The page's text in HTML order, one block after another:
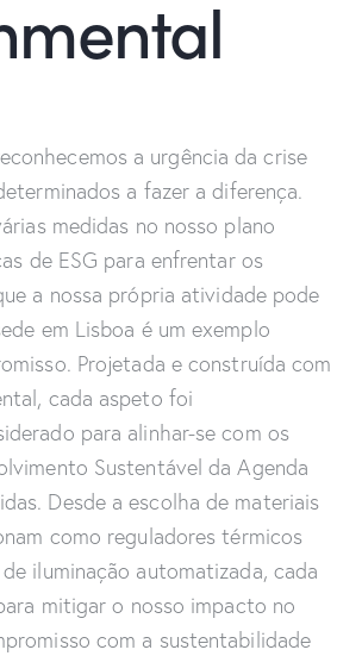
a urgência da crise
a fazer a diferença.
medidas no nosso plano
de ESG para enfrentar os
a nossa própria atividade pode
em Lisboa é um exemplo
Projetada e construída com
cada aspeto foi
para alinhar-se com os
Sustentável da Agenda
Desde a escolha de materiais
como reguladores térmicos
iluminação automatizada, cada
mitigar o nosso impacto no
com a sustentabilidade